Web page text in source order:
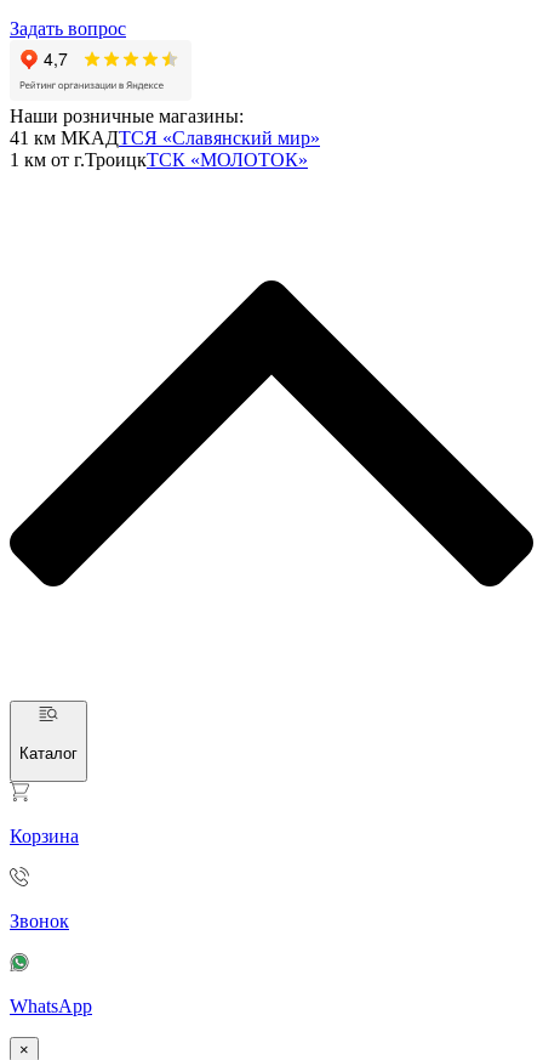
Задать вопрос
Наши розничные магазины:
41 км МКАДТСЯ «Славянский мир»
1 км от г.ТроицкТСК «МОЛОТОК»
Каталог
Корзина
Звонок
WhatsApp
×